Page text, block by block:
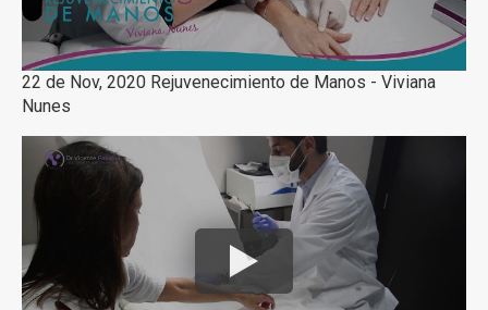
22 de Nov, 2020 Rejuvenecimiento de Manos - Viviana
Nunes